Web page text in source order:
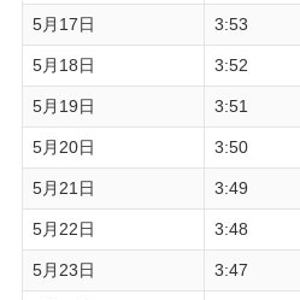
5月17日 3:53
5月18日 3:52
5月19日 3:51
5月20日 3:50
5月21日 3:49
5月22日 3:48
5月23日 3:47